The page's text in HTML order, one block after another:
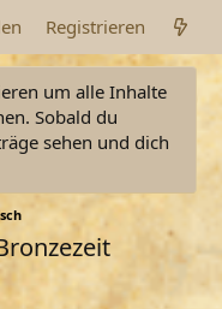
Registrieren
um alle Inhalte
Sobald du
sehen und dich